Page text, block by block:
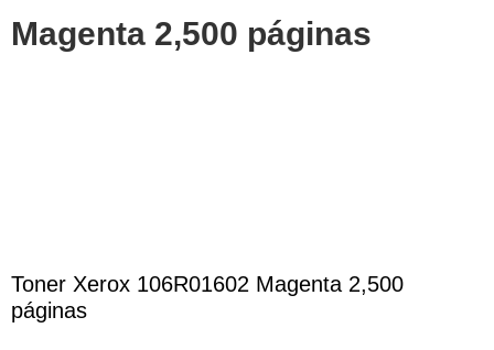
Magenta 2,500 páginas
Toner Xerox 106R01602 Magenta 2,500
páginas